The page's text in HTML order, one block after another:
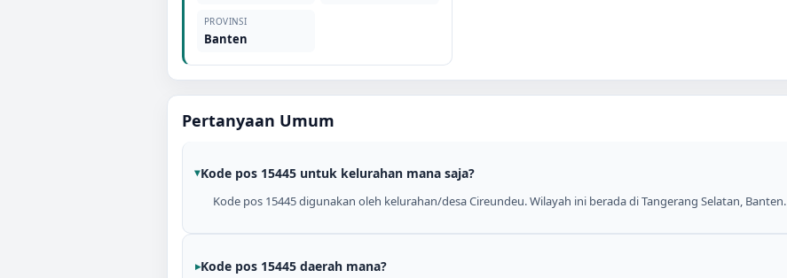
PROVINSI
Banten
Pertanyaan Umum
Kode pos 15445 untuk kelurahan mana saja?
Kode pos 15445 digunakan oleh kelurahan/desa Cireundeu. Wilayah ini berada di Tangerang Selatan, Banten.
Kode pos 15445 daerah mana?